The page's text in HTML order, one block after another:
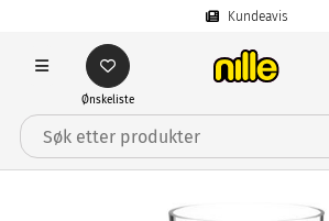
Kundeavis
Ønskeliste